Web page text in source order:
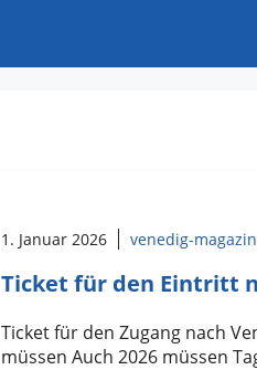
1. Januar 2026 venedig-
Ticket für den Eintritt
Ticket für den Zugang nach
müssen Auch 2026 müssen